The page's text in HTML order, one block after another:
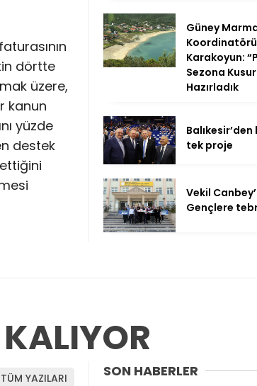
dörtte
üzere,
kanun
yüzde
destek
Güney
Karakoyun:
Sezona
Hazırladık
tek proje
Vekil
Gençlere
TÜM YAZILARI SON HABERLER